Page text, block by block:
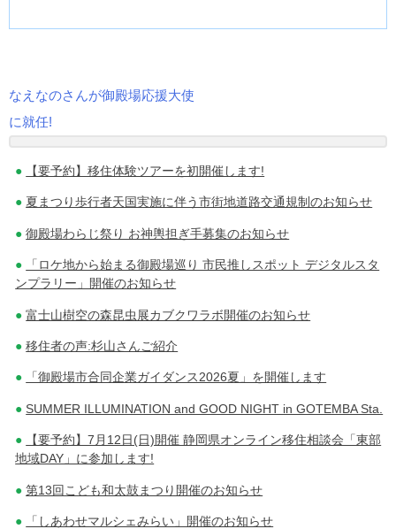
投
稿
ナ
ー
シ
ョ
ン
なえなのさんが御殿場応援大使
に就任!
【要予約】移住体験ツアーを初開催します!
夏まつり歩行者天国実施に伴う市街地道路交通規制のお知らせ
御殿場わらじ祭り お神輿担ぎ手募集のお知らせ
「ロケ地から始まる御殿場巡り 市民推しスポット デジタルスタ
ンプラリー」開催のお知らせ
富士山樹空の森昆虫展カブクワラボ開催のお知らせ
移住者の声:杉山さんご紹介
「御殿場市合同企業ガイダンス2026夏」を開催します
SUMMER ILLUMINATION and GOOD NIGHT in GOTEMBA Sta.
【要予約】7月12日(日)開催 静岡県オンライン移住相談会「東部
地域DAY」に参加します!
第13回こども和太鼓まつり開催のお知らせ
「しあわせマルシェみらい」開催のお知らせ